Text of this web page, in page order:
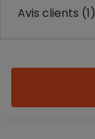
Avis clients (1)